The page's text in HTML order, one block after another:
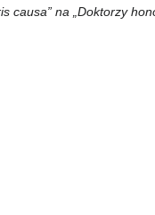
causa” na „Doktorzy